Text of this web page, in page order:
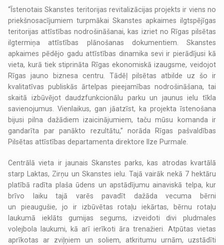
“Īstenotais Skanstes teritorijas revitalizācijas projekts ir viens no
priekšnosacījumiem turpmākai Skanstes apkaimes ilgtspējīgas
teritorijas attīstības nodrošināšanai, kas izriet no Rīgas pilsētas
ilgtermiņa attīstības plānošanas dokumentiem. Skanstes
apkaimes pēdējo gadu attīstības dinamika sevi ir pierādījusi kā
vieta, kurā tiek stiprināta Rīgas ekonomiskā izaugsme, veidojot
Rīgas jauno biznesa centru. Tādēļ pilsētas atbilde uz šo ir
kvalitatīvas publiskās ārtelpas pieejamības nodrošināšana, tai
skaitā izbūvējot daudzfunkcionālu parku un jaunus ielu tīkla
savienojumus. Vienlaikus, gan jāatzīst, ka projekta īstenošana
bijusi pilna dažādiem izaicinājumiem, taču mūsu komanda ir
gandarīta par panākto rezultātu,” norāda Rīgas pašvaldības
Pilsētas attīstības departamenta direktore Ilze Purmale.
Centrālā vieta ir jaunais Skanstes parks, kas atrodas kvartālā
starp Laktas, Zirņu un Skanstes ielu. Tajā vairāk nekā 7 hektāru
platībā radīta plaša ūdens un apstādījumu ainaviskā telpa, kur
brīvo laiku tajā varēs pavadīt dažāda vecuma bērni
un pieaugušie, jo ir izbūvētas rotaļu iekārtas, bērnu rotaļu
laukumā ieklāts gumijas segums, izveidoti divi pludmales
volejbola laukumi, kā arī ierīkoti āra trenažieri. Atpūtas vietas
aprīkotas ar zviļņiem un soliem, atkritumu urnām, uzstādīti